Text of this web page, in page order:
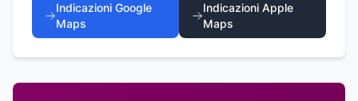
Indicazioni Google
Maps
Indicazioni Apple
Maps